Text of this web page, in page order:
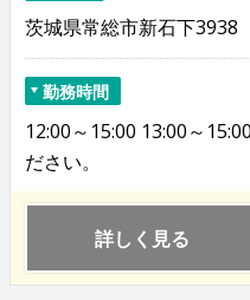
茨城県常総市新石下3938
勤務時間
12:00～15:00 13:00～
ださい。
詳しく見る